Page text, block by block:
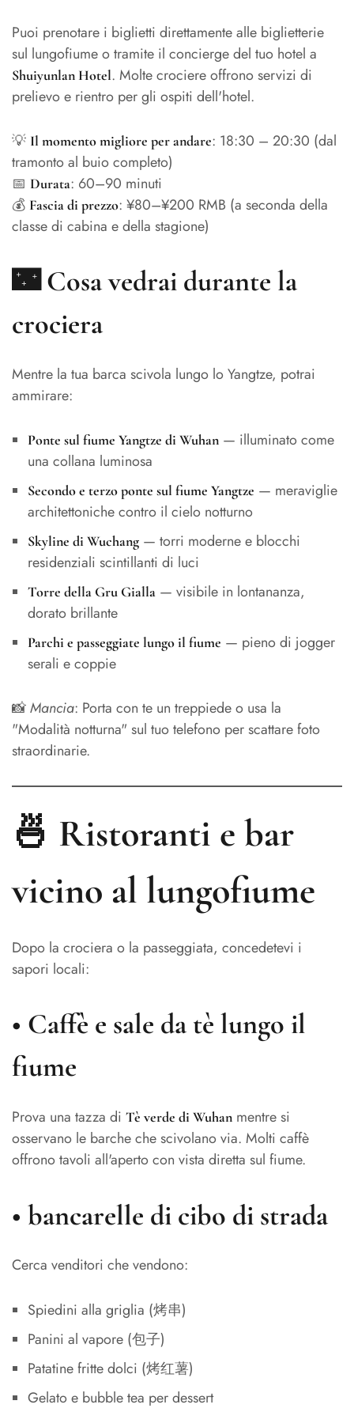
Puoi prenotare i biglietti direttamente alle biglietterie
sul lungofiume o tramite il concierge del tuo hotel a
Shuiyunlan Hotel. Molte crociere offrono servizi di
prelievo e rientro per gli ospiti dell'hotel.
💡 Il momento migliore per andare: 18:30 – 20:30 (dal
tramonto al buio completo)
📅 Durata: 60–90 minuti
💰 Fascia di prezzo: ¥80–¥200 RMB (a seconda della
classe di cabina e della stagione)
🌃 Cosa vedrai durante la
crociera
Mentre la tua barca scivola lungo lo Yangtze, potrai
ammirare:
Ponte sul fiume Yangtze di Wuhan— illuminato come
una collana luminosa
Secondo e terzo ponte sul fiume Yangtze — meraviglie
architettoniche contro il cielo notturno
Skyline di Wuchang— torri moderne e blocchi
residenziali scintillanti di luci
Torre della Gru Gialla— visibile in lontananza,
dorato brillante
Parchi e passeggiate lungo il fiume — pieno di jogger
serali e coppie
📸Mancia: Porta con te un treppiede o usa la
"Modalità notturna" sul tuo telefono per scattare foto
straordinarie.
🍜 Ristoranti e bar
vicino al lungofiume
Dopo la crociera o la passeggiata, concedetevi i
sapori locali:
• Caffè e sale da tè lungo il
fiume
Prova una tazza di Tè verde di Wuhan mentre si
osservano le barche che scivolano via. Molti caffè
offrono tavoli all'aperto con vista diretta sul fiume.
• bancarelle di cibo di strada
Cerca venditori che vendono:
Spiedini alla griglia (烤串)
Panini al vapore (包子)
Patatine fritte dolci (烤红薯)
Gelato e bubble tea per dessert